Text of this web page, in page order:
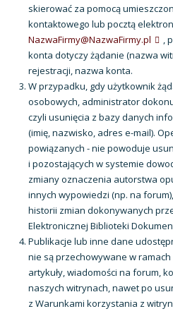
skierować za pomocą
kontaktowego lub pocztą
NazwaFirmy@NazwaFirmy.pl
,
konta dotyczy żądanie (nazwa
rejestracji, nazwa konta.
W przypadku, gdy użytkownik
osobowych, administrator
czyli usunięcia z bazy danych
(imię, nazwisko, adres e-mail).
powiązanych - nie powoduje
i pozostających w systemie
zmiany oznaczenia autorstwa
innych wypowiedzi (np. na
historii zmian dokonywanych
Elektronicznej Biblioteki
Publikacje lub inne dane
nie są przechowywane w
artykuły, wiadomości na forum,
naszych witrynach, nawet po
z Warunkami korzystania z witryn